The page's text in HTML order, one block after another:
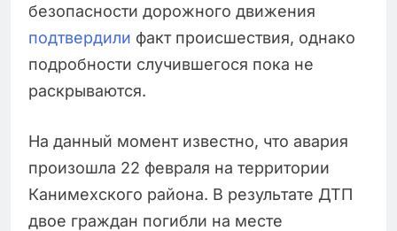
безопасности дорожного движения
подтвердили факт происшествия, однако
подробности случившегося пока не
раскрываются.
На данный момент известно, что авария
произошла 22 февраля на территории
Канимехского района. В результате ДТП
двое граждан погибли на месте